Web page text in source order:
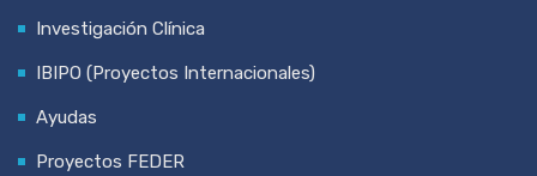
Investigación Clínica
IBIPO (Proyectos Internacionales)
Ayudas
Proyectos FEDER